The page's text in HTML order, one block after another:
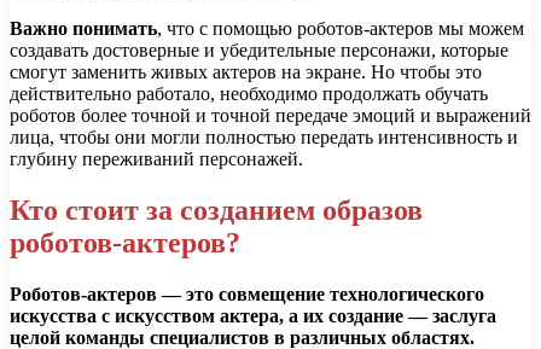
Важно понимать, что с помощью роботов-актеров мы можем
создавать достоверные и убедительные персонажи, которые
смогут заменить живых актеров на экране. Но чтобы это
действительно работало, необходимо продолжать обучать
роботов более точной и точной передаче эмоций и выражений
лица, чтобы они могли полностью передать интенсивность и
глубину переживаний персонажей.
Кто стоит за созданием образов
роботов-актеров?
Роботов-актеров — это совмещение технологического
искусства с искусством актера, а их создание — заслуга
целой команды специалистов в различных областях.